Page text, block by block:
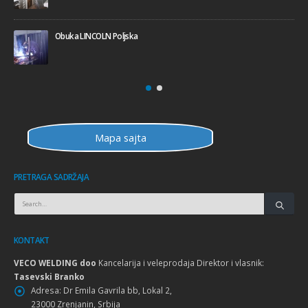
Mapa sajta
PRETRAGA SADRŽAJA
KONTAKT
VECO WELDING doo Kancelarija i veleprodaja Direktor i vlasnik:
Tasevski Branko
Adresa: Dr Emila Gavrila bb, Lokal 2,
23000 Zrenjanin, Srbija